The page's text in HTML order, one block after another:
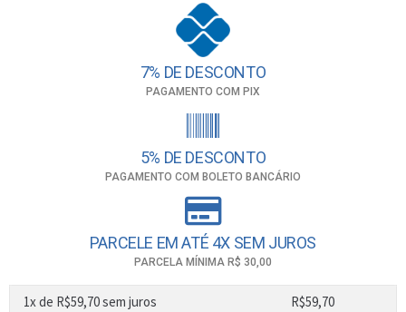
7% DE DESCONTO
PAGAMENTO COM PIX
5% DE DESCONTO
PAGAMENTO COM BOLETO BANCÁRIO
PARCELE EM ATÉ 4X SEM JUROS
PARCELA MÍNIMA R$ 30,00
1x de R$59,70sem juros R$59,70